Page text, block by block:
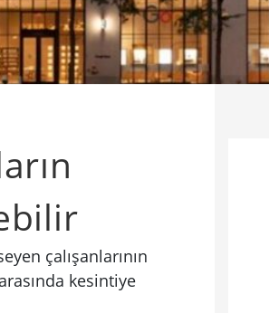
çalışanlarının
kesintiye